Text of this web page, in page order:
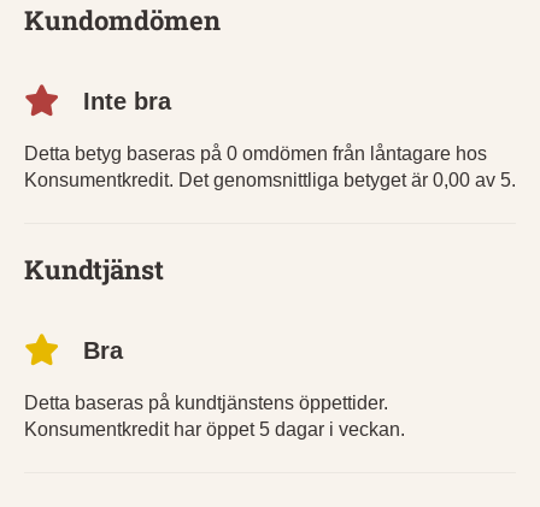
Kundomdömen
Inte bra
Detta betyg baseras på 0 omdömen från låntagare hos
Konsumentkredit. Det genomsnittliga betyget är 0,00 av 5.
Kundtjänst
Bra
Detta baseras på kundtjänstens öppettider.
Konsumentkredit har öppet 5 dagar i veckan.